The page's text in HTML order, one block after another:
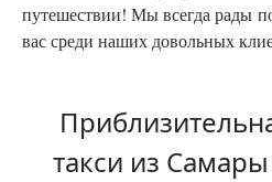
путешествии! Мы всегда рады
вас среди наших довольных
такси из